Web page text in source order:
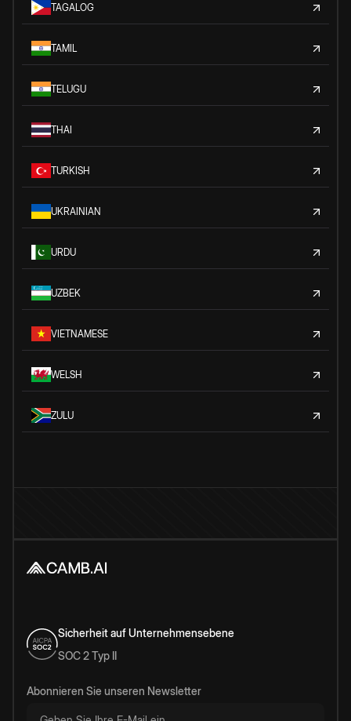
TAGALOG
TAMIL
TELUGU
THAI
TURKISH
UKRAINIAN
URDU
UZBEK
VIETNAMESE
WELSH
ZULU
Sicherheit auf Unternehmensebene
SOC 2 Typ II
Abonnieren Sie unseren Newsletter